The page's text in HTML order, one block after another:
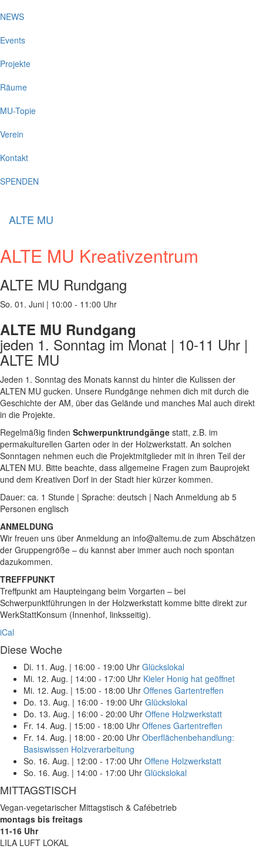
NEWS
Events
Projekte
Räume
MU-Topie
Verein
Kontakt
SPENDEN
ALTE MU
ALTE MU Kreativzentrum
ALTE MU Rundgang
So. 01. Juni | 10:00 - 11:00 Uhr
ALTE MU Rundgang
jeden 1. Sonntag im Monat | 10-11 Uhr |
ALTE MU
Jeden 1. Sonntag des Monats kannst du hinter die Kulissen der
ALTEN MU gucken. Unsere Rundgänge nehmen dich mit durch die
Geschichte der AM, über das Gelände und manches Mal auch direkt
in die Projekte.
Regelmäßig finden Schwerpunktrundgänge statt, z.B. im
permakulturellen Garten oder in der Holzwerkstatt. An solchen
Sonntagen nehmen euch die Projektmitglieder mit in ihren Teil der
ALTEN MU. Bitte beachte, dass allgemeine Fragen zum Bauprojekt
und dem Kreativen Dorf in der Stadt hier kürzer kommen.
Dauer: ca. 1 Stunde | Sprache: deutsch | Nach Anmeldung ab 5
Personen englisch
ANMELDUNG
Wir freuen uns über Anmeldung an info@altemu.de zum Abschätzen
der Gruppengröße – du kannst aber immer auch noch spontan
dazukommen.
TREFFPUNKT
Treffpunkt am Haupteingang beim Vorgarten – bei
Schwerpunktführungen in der Holzwerkstatt komme bitte direkt zur
WerkStattKonsum (Innenhof, linksseitig).
iCal
Diese Woche
Di. 11. Aug. | 16:00 - 19:00 Uhr Glückslokal
Mi. 12. Aug. | 14:00 - 17:00 Uhr Kieler Honig hat geöffnet
Mi. 12. Aug. | 15:00 - 18:00 Uhr Offenes Gartentreffen
Do. 13. Aug. | 16:00 - 19:00 Uhr Glückslokal
Do. 13. Aug. | 16:00 - 20:00 Uhr Offene Holzwerkstatt
Fr. 14. Aug. | 15:00 - 18:00 Uhr Offenes Gartentreffen
Fr. 14. Aug. | 18:00 - 20:00 Uhr Oberflächenbehandlung:
Basiswissen Holzverarbeitung
So. 16. Aug. | 12:00 - 17:00 Uhr Offene Holzwerkstatt
So. 16. Aug. | 14:00 - 17:00 Uhr Glückslokal
MITTAGSTISCH
Vegan-vegetarischer Mittagstisch & Cafébetrieb
montags bis freitags
11-16 Uhr
LILA LUFT LOKAL